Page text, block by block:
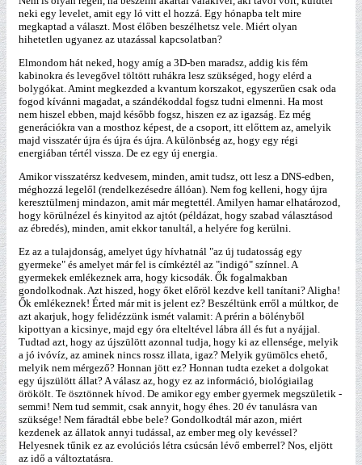
neki egy levelet, amit egy ló vitt el hozzá. Egy hónapba telt mire
megkaptad a választ. Most élőben beszélhetsz vele. Miért olyan
hihetetlen ugyanez az utazással kapcsolatban?
Elmondom hát neked, hogy amíg a 3D-ben maradsz, addig kis fém
kabinokra és levegővel töltött ruhákra lesz szükséged, hogy elérd a
bolygókat. Amint megkezded a kvantum korszakot, egyszerűen csak oda
fogod kívánni magadat, a szándékoddal fogsz tudni elmenni. Ha most
nem hiszel ebben, majd később fogsz, hiszen ez az igazság. Ez még
generációkra van a mosthoz képest, de a csoport, itt előttem az, amelyik
majd visszatér újra és újra és újra. A különbség az, hogy egy régi
energiában tértél vissza. De ez egy új energia.
Amikor visszatérsz kedvesem, minden, amit tudsz, ott lesz a DNS-edben,
méghozzá legelől (rendelkezésedre állóan). Nem fog kelleni, hogy újra
keresztülmenj mindazon, amit már megtettél. Amilyen hamar elhatározod,
hogy körülnézel és kinyitod az ajtót (példázat, hogy szabad választásod
az ébredés), minden, amit ekkor tanultál, a helyére fog kerülni.
Ez az a tulajdonság, amelyet úgy hívhatnál "az új tudatosság egy
gyermeke" és amelyet már fel is címkéztél az "indigó" színnel. A
gyermekek emlékeznek arra, hogy kicsodák. Ők fogalmakban
gondolkodnak. Azt hiszed, hogy őket előröl kezdve kell tanítani? Aligha!
Ők emlékeznek! Érted már mit is jelent ez? Beszéltünk erről a múltkor, de
azt akarjuk, hogy felidézzünk ismét valamit: A prérin a bölényből
kipottyan a kicsinye, majd egy óra elteltével lábra áll és fut a nyájjal.
Tudtad azt, hogy az újszülött azonnal tudja, hogy ki az ellensége, melyik
a jó ivóvíz, az aminek nincs rossz illata, igaz? Melyik gyümölcs ehető,
melyik nem mérgező? Honnan jött ez? Honnan tudta ezeket a dolgokat
egy újszülött állat? A válasz az, hogy ez az információ, biológiailag
örökölt. Te ösztönnek hívod. De amikor egy ember gyermek megszületik -
semmi! Nem tud semmit, csak annyit, hogy éhes. 20 év tanulásra van
szüksége! Nem fáradtál ebbe bele? Gondolkodtál már azon, miért
kezdenek az állatok annyi tudással, az ember meg oly kevéssel?
Helyesnek tűnik ez az evolúciós létra csúcsán lévő emberrel? Nos, eljött
az idő a változtatásra.